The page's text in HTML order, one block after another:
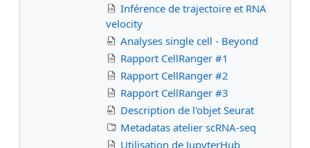
Inférence de trajectoire et RNA
velocity
Analyses single cell - Beyond
Rapport CellRanger #1
Rapport CellRanger #2
Rapport CellRanger #3
Description de l'objet Seurat
Metadatas atelier scRNA-seq
Utilisation de JupyterHub